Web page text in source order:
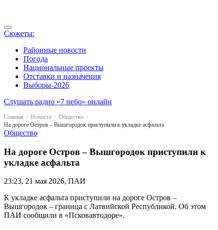
Сюжеты:
Районные новости
Погода
Национальные проекты
Отставки и назначения
Выборы-2026
Слушать радио «7 небо» онлайн
Главная Новости
Общество
На дороге Остров – Вышгородок приступили к укладке асфальта
Общество
На дороге Остров – Вышгородок приступили к
укладке асфальта
23:23, 21 мая 2026, ПАИ
К укладке асфальта приступили на дороге Остров –
Вышгородок – граница с Латвийской Республикой. Об этом
ПАИ сообщили в «Псковавтодоре».